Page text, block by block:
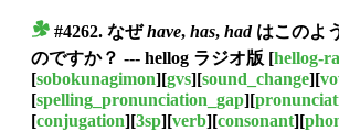
#4262. なぜhave, has, hadはこのよ
のですか？ --- hellog ラジオ版 [hellog-
[sobokunagimon][gvs][sound_change][
[spelling_pronunciation_gap][
[conjugation][3sp][verb][consonant][